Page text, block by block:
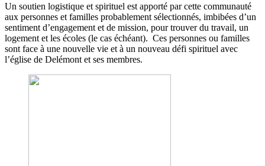
Un soutien logistique et spirituel est apporté par cette communauté
aux personnes et familles probablement sélectionnés, imbibées d’un
sentiment d’engagement et de mission, pour trouver du travail, un
logement et les écoles (le cas échéant). Ces personnes ou familles
sont face à une nouvelle vie et à un nouveau défi spirituel avec
l’église de Delémont et ses membres.